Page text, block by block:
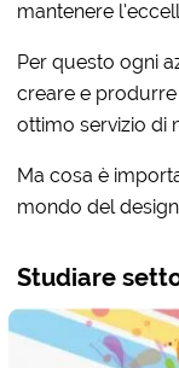
mantenere
Per questo ogni
creare e
ottimo servizio di
Ma cosa è
mondo del
Studiare